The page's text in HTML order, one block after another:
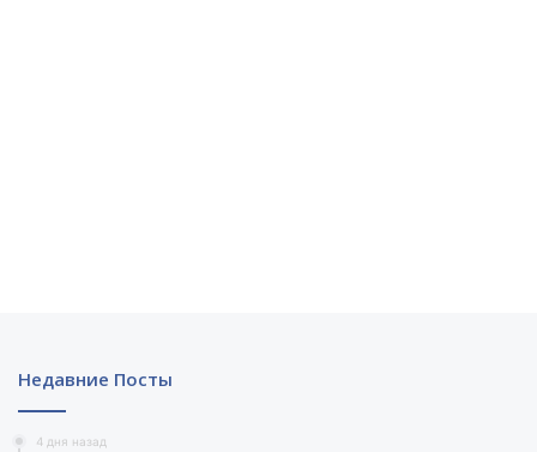
Недавние Посты
4 дня назад